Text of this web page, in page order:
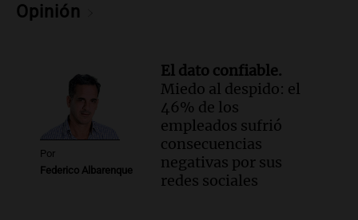
Episodios
tierras por falta de votos
Noticias
Episodios
Audio.Santa Cruz restituye salarios
descontados a docentes por paro en dos
fechas clave de 2023
Opinión
Por
Federico Albarenque
El dato confiable.
Miedo al despido: el
46% de los
empleados sufrió
consecuencias
negativas por sus
redes sociales